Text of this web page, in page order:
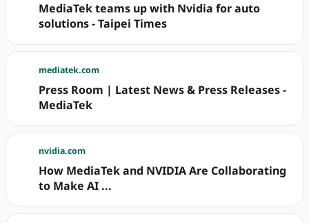
MediaTek teams up with Nvidia for auto
solutions - Taipei Times
mediatek.com
Press Room | Latest News & Press Releases -
MediaTek
nvidia.com
How MediaTek and NVIDIA Are Collaborating
to Make AI ...